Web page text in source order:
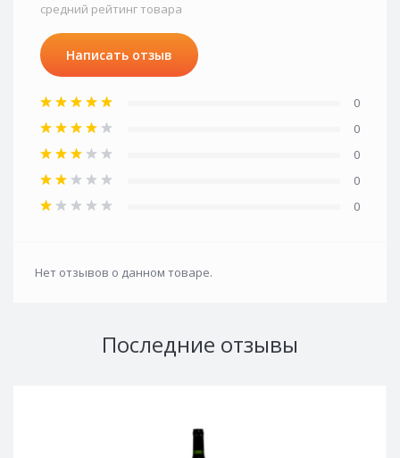
средний рейтинг товара
Написать отзыв
0
0
0
0
0
Нет отзывов о данном товаре.
Последние отзывы